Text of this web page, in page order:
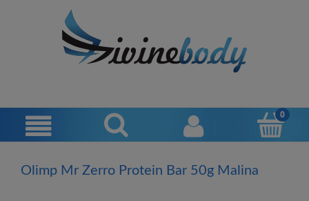
Olimp Mr Zerro Protein Bar 50g Malina